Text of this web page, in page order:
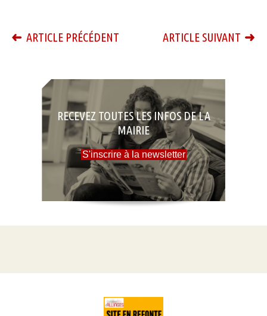
ARTICLE PRÉCÉDENT ARTICLE SUIVANT
RECEVEZ TOUTES LES INFOS DE LA
MAIRIE
S'inscrire à la newsletter